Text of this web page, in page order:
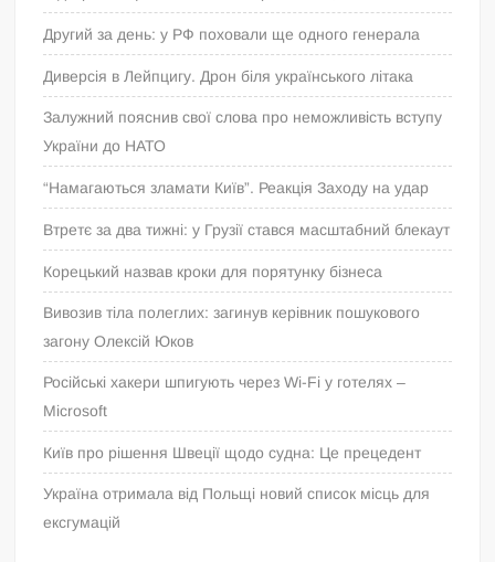
Другий за день: у РФ поховали ще одного генерала
Диверсія в Лейпцигу. Дрон біля українського літака
Залужний пояснив свої слова про неможливість вступу
України до НАТО
“Намагаються зламати Київ”. Реакція Заходу на удар
Втретє за два тижні: у Грузії стався масштабний блекаут
Корецький назвав кроки для порятунку бізнеса
Вивозив тіла полеглих: загинув керівник пошукового
загону Олексій Юков
Російські хакери шпигують через Wi-Fi у готелях –
Microsoft
Київ про рішення Швеції щодо судна: Це прецедент
Україна отримала від Польщі новий список місць для
ексгумацій